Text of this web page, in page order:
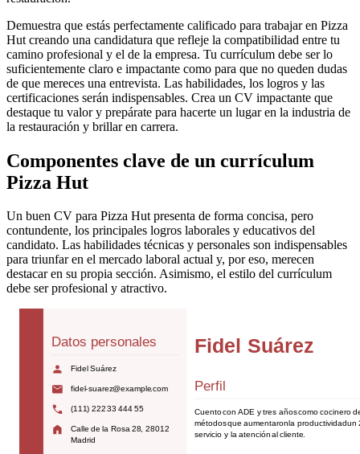
Demuestra que estás perfectamente calificado para trabajar en Pizza
Hut creando una candidatura que refleje la compatibilidad entre tu
camino profesional y el de la empresa. Tu currículum debe ser lo
suficientemente claro e impactante como para que no queden dudas
de que mereces una entrevista. Las habilidades, los logros y las
certificaciones serán indispensables. Crea un CV impactante que
destaque tu valor y prepárate para hacerte un lugar en la industria de
la restauración y brillar en carrera.
Componentes clave de un currículum
Pizza Hut
Un buen CV para Pizza Hut presenta de forma concisa, pero
contundente, los principales logros laborales y educativos del
candidato. Las habilidades técnicas y personales son indispensables
para triunfar en el mercado laboral actual y, por eso, merecen
destacar en su propia sección. Asimismo, el estilo del currículum
debe ser profesional y atractivo.